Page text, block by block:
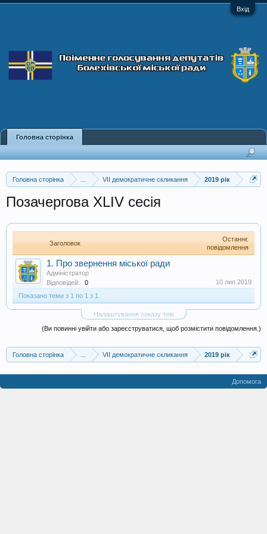
Вхід
Головна сторінка VII демократичне скликання 2019 рік
Позачергова XLIV сесія
Заголовок
Останнє
повідомлення
1. Про звернення міської ради
Адміністратор
Відповідей:
0
10 лип 2019
Показано теми з 1 по 1 з 1
Налаштування показу тем
(Ви повинні увійти або зареєструватися, щоб розмістити повідомлення.)
Головна сторінка VII демократичне скликання 2019 рік
Головна сторінка
Допомога